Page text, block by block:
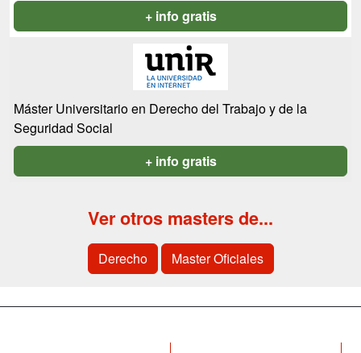
+ info gratis
Máster Universitario en Derecho del Trabajo y de la
Seguridad Social
+ info gratis
Ver otros masters de...
Derecho Master Oficiales